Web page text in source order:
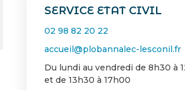
SERVICE ETAT CIVIL
02 98 82 20 22
accueil@plobannalec-lesconil.fr
Du lundi au vendredi de 8h30 à
et de 13h30 à 17h00